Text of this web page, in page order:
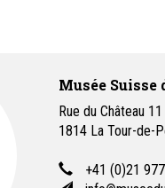
Musée Suisse
Rue du Château 11
1814 La Tour-de-
+41 (0)21